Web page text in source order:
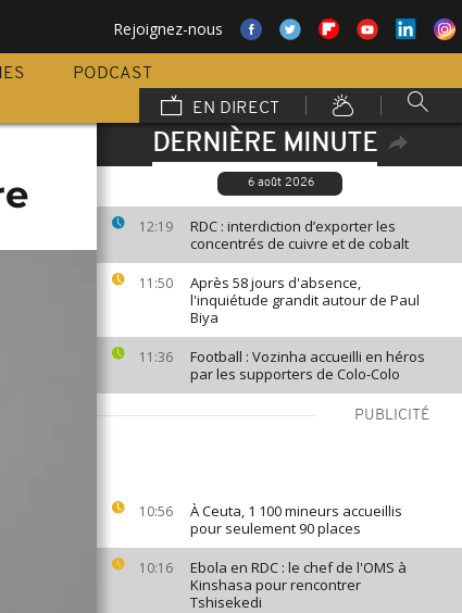
Rejoignez-nous
PODCAST
EN DIRECT
DERNIÈRE MINUTE
6 août 2026
12:19
RDC : interdiction d’exporter les
concentrés de cuivre et de cobalt
11:50
Après 58 jours d'absence,
l'inquiétude grandit autour de Paul
Biya
11:36
Football : Vozinha accueilli en héros
par les supporters de Colo-Colo
PUBLICITÉ
10:56
À Ceuta, 1 100 mineurs accueillis
pour seulement 90 places
10:16
Ebola en RDC : le chef de l'OMS à
Kinshasa pour rencontrer
Tshisekedi